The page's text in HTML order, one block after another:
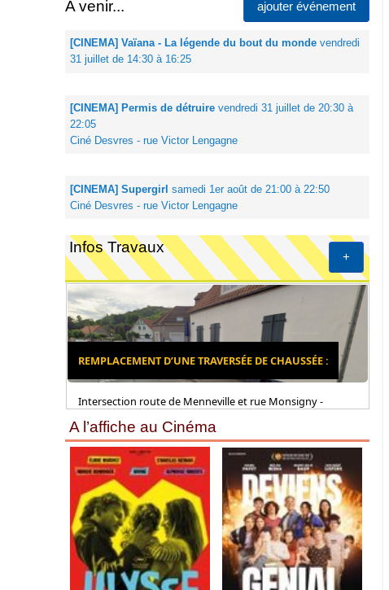
A venir... ajouter événement
[CINEMA] Vaïana - La légende du bout du monde vendredi
31 juillet de 14:30 à 16:25
[CINEMA] Permis de détruire vendredi 31 juillet de 20:30 à
22:05
Ciné Desvres - rue Victor Lengagne
[CINEMA] Supergirl samedi 1er août de 21:00 à 22:50
Ciné Desvres - rue Victor Lengagne
+
Infos Travaux
REMPLACEMENT D’UNE TRAVERSÉE DE CHAUSSÉE :
Intersection route de Menneville et rue Monsigny -
A l’affiche au Cinéma